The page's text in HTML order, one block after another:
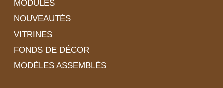
MODULES
NOUVEAUTÉS
VITRINES
FONDS DE DÉCOR
MODÈLES ASSEMBLÉS